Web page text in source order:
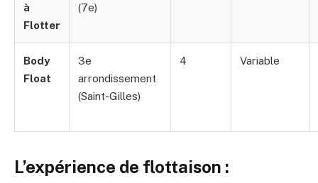
à
Flotter
(7e)
Body
Float
3e
arrondissement
(Saint-Gilles)
4 Variable
L’expérience de flottaison :